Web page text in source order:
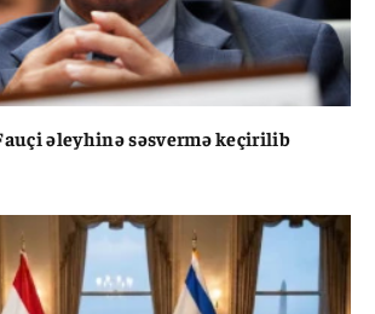
əleyhinə səsvermə keçirilib